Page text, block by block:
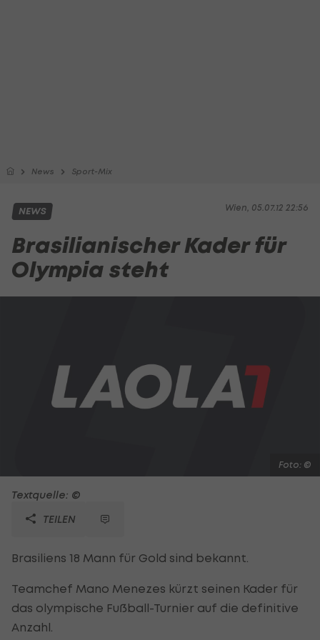
News Sport-Mix
Wien, 05.07.12 22:56
NEWS
Brasilianischer Kader für
Olympia steht
Foto: ©
Textquelle: ©
TEILEN
Brasiliens 18 Mann für Gold sind bekannt.
Teamchef Mano Menezes kürzt seinen Kader für
das olympische Fußball-Turnier auf die definitive
Anzahl.